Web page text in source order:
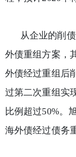
从企业的削
外债重组方案，
外债经过重组后
过第二次重组实
比例超过50%。
海外债经过债务